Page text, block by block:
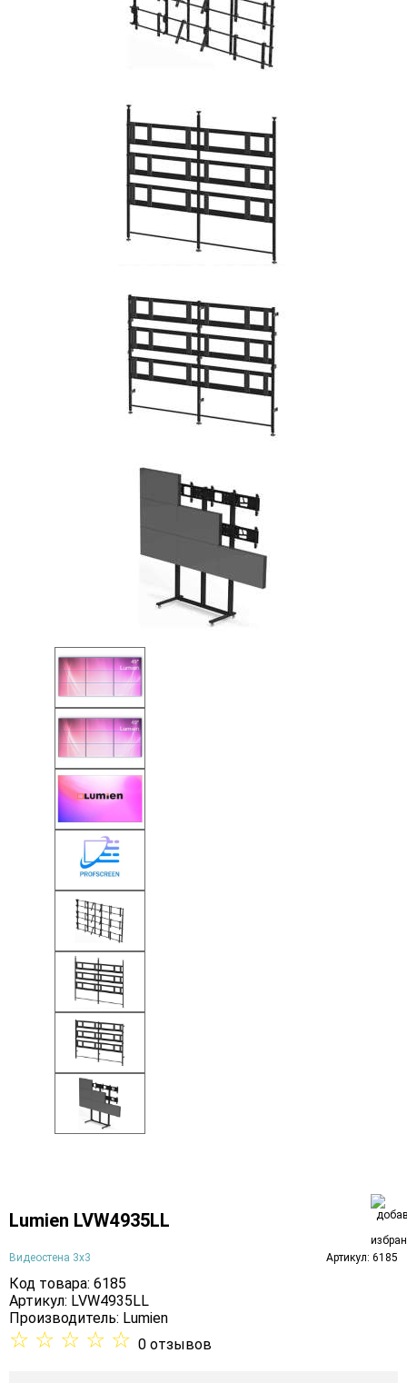
Lumien LVW4935LL
Видеостена 3х3 Артикул: 6185
Код товара: 6185
Артикул: LVW4935LL
Производитель: Lumien
☆ ☆ ☆ ☆ ☆ 0 отзывов